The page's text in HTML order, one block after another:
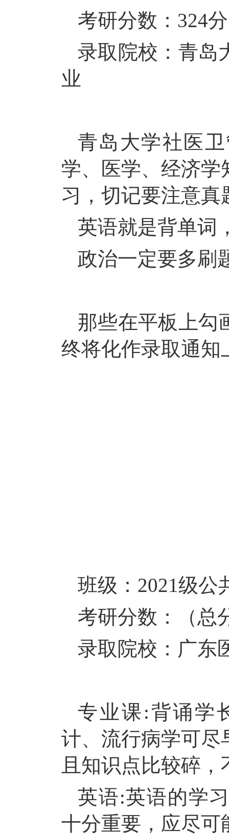
考研分数： 324分
录取院校：青岛
业
青岛大学社医
学、医学、经济
习，切记要注意真
英语就是背单词
政治一定要多刷
那些在平板上勾
终将化作录取通知
班级： 2021级公
考研分数：（总
录取院校：广东
专业课:背诵学
计、流行病学可尽
且知识点比较碎，
英语:英语的学
十分重要，应尽可